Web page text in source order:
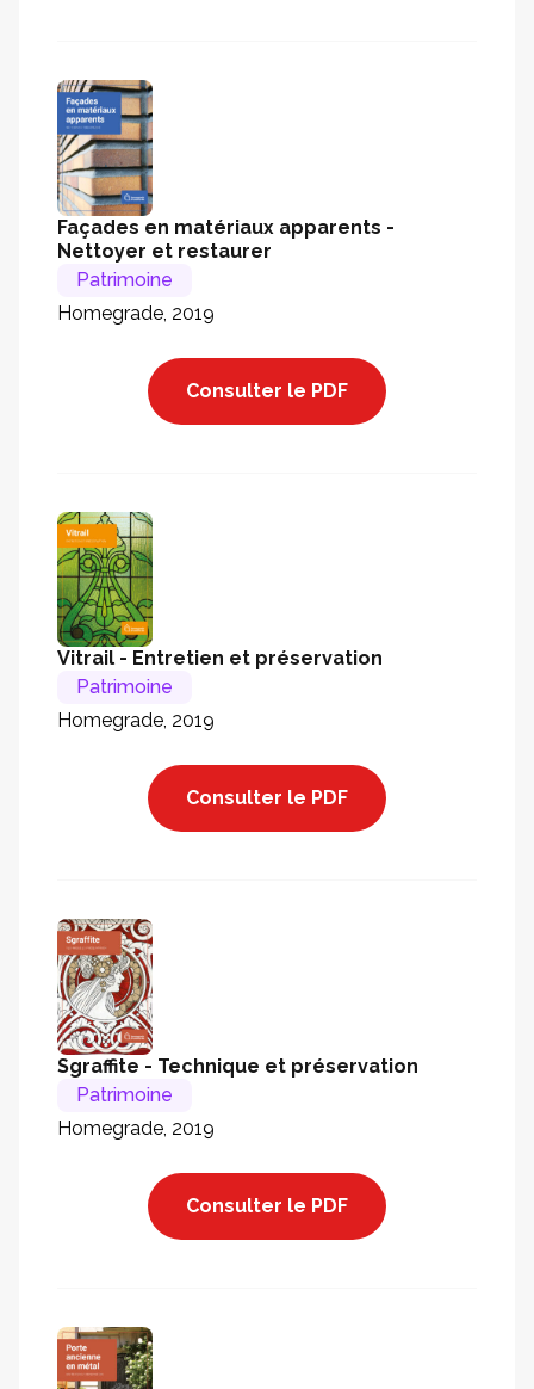
Façades en matériaux apparents -
Nettoyer et restaurer
Patrimoine
Homegrade, 2019
Consulter le PDF
Vitrail - Entretien et préservation
Patrimoine
Homegrade, 2019
Consulter le PDF
Sgraffite - Technique et préservation
Patrimoine
Homegrade, 2019
Consulter le PDF